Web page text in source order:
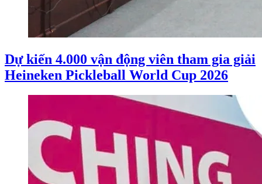
Dự kiến 4.000 vận động viên tham gia giải
Heineken Pickleball World Cup 2026